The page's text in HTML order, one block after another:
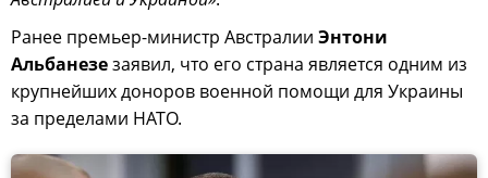
Ранее премьер-министр Австралии Энтони
Альбанезезаявил, что его страна является одним из
крупнейших доноров военной помощи для Украины
за пределами НАТО.